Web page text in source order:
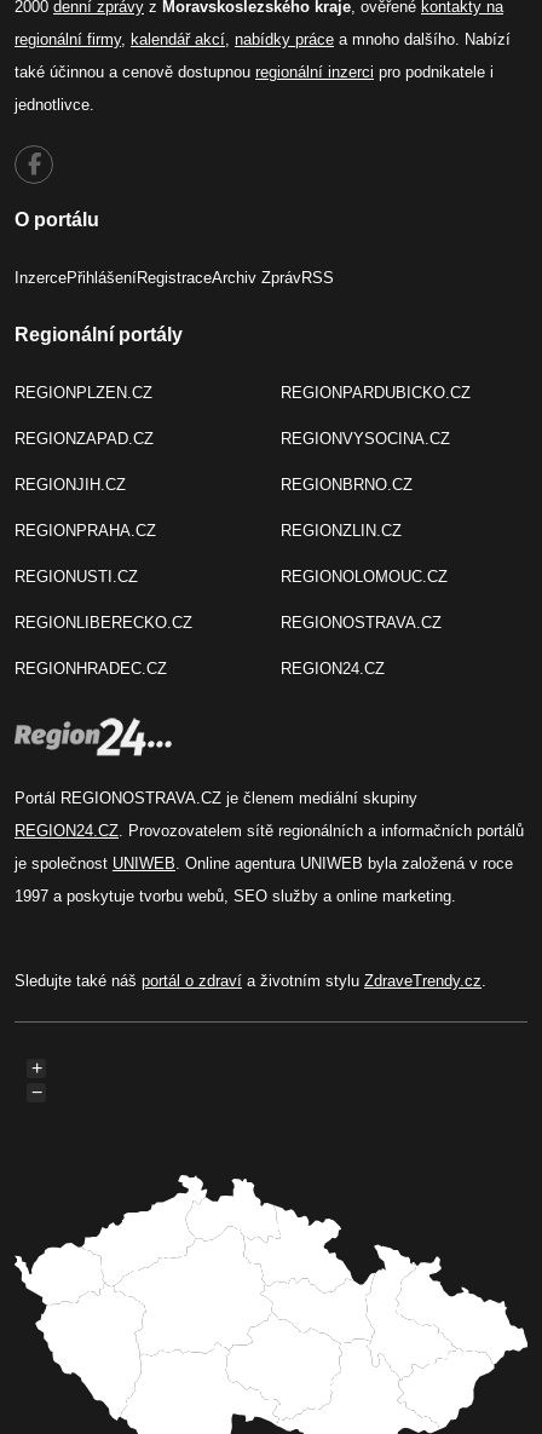
2000 denní zprávy z Moravskoslezského kraje , ověřené kontakty na
regionální firmy, kalendář akcí nabídky práce a mnoho dalšího. Nabízí
také účinnou a cenově dostupnou regionální inzerci pro podnikatele i
jednotlivce.
O portálu
InzercePřihlášeníRegistraceArchiv ZprávRSS
Regionální portály
REGIONPLZEN.CZ
REGIONZAPAD.CZ
REGIONJIH.CZ
REGIONPRAHA.CZ
REGIONUSTI.CZ
REGIONLIBERECKO.CZ
REGIONHRADEC.CZ
REGIONPARDUBICKO.CZ
REGIONVYSOCINA.CZ
REGIONBRNO.CZ
REGIONZLIN.CZ
REGIONOLOMOUC.CZ
REGIONOSTRAVA.CZ
REGION24.CZ
Portál REGIONOSTRAVA.CZ je členem mediální skupiny
REGION24.CZ . Provozovatelem sítě regionálních a informačních portálů
je společnost UNIWEB . Online agentura UNIWEB byla založená v roce
1997 a poskytuje tvorbu webů, SEO služby a online marketing.
Sledujte také náš portál o zdraví a životním stylu ZdraveTrendy.cz
+
−